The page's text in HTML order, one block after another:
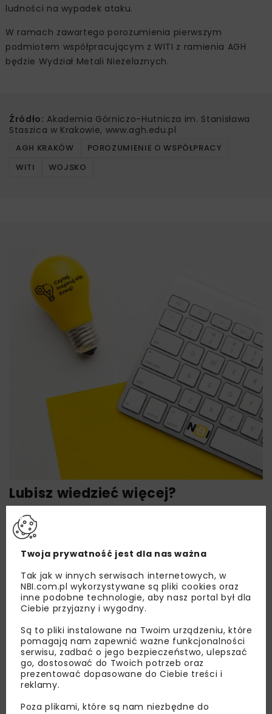
ludności na wypadek ataku.
W ramach zawartego porozumienia pierwszym
podmiotem współpracującym z WITI z ramienia AGH
będzie Wydział Metali Nieżelaznych.
Źródło: Akademia Górniczo-Hutnicza im. Stanisława
Staszica w Krakowie, www.agh.edu.pl
AGH KRAKÓW
POROZUMIENIE O WSPÓŁPRACY
WITI
WOJSKO
Lubisz wiedzieć więcej?
Zapisz się do newslettera aby otrzymywać od
nas najlepsze informacje branżowe,
dedykowane akcje specjalne.
Zapoznałam/em się zPolityką Prywatności
Regulaminemoraz wyrażam zgodę na otrzymywanie na
podany przeze mnie adres e-mail korespondencji
handlowej w postaci newslettera.
ZAPISZ MNIE
Twoja prywatność jest dla nas ważna
Tak jak w innych serwisach internetowych, w
NBI.com.pl wykorzystywane są pliki cookies oraz
inne podobne technologie, aby nasz portal był dla
Ciebie przyjazny i wygodny.
Są to pliki instalowane na Twoim urządzeniu, które
pomagają nam zapewnić ważne funkcjonalności
serwisu, zadbać o jego bezpieczeństwo, ulepszać
go, dostosować do Twoich potrzeb oraz
prezentować dopasowane do Ciebie treści i
reklamy.
Poza plikami, które są nam niezbędne do